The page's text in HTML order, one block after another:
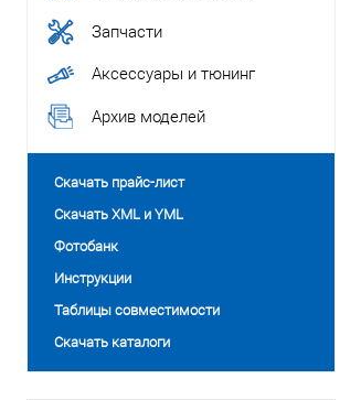
Запчасти
Аксессуары и тюнинг
Архив моделей
Скачать прайс-лист
Скачать XML и YML
Фотобанк
Инструкции
Таблицы совместимости
Скачать каталоги